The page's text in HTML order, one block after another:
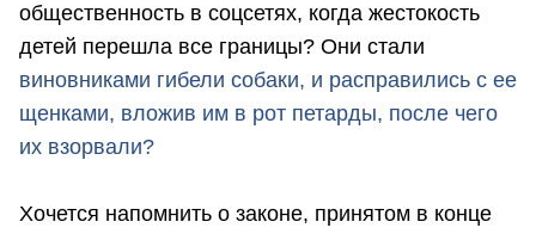
общественность в соцсетях, когда жестокость
детей перешла все границы? Они стали
виновниками гибели собаки, и расправились с ее
щенками, вложив им в рот петарды, после чего
их взорвали?
Хочется напомнить о законе, принятом в конце